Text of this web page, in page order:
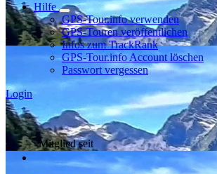
Hilfe
GPS-Tour.info verwenden
GPS-Touren veröffentlichen
Infos zum TrackRank
GPS-Tour.info Account löschen
Passwort vergessen
Login
Mitglied seit